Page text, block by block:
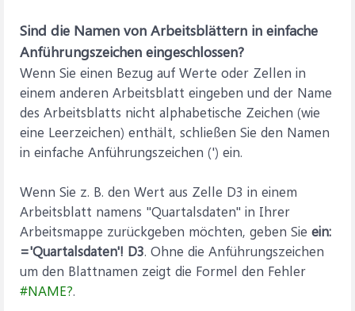
Sind die Namen von Arbeitsblättern in einfache
Anführungszeichen eingeschlossen?
Wenn Sie einen Bezug auf Werte oder Zellen in
einem anderen Arbeitsblatt eingeben und der Name
des Arbeitsblatts nicht alphabetische Zeichen (wie
eine Leerzeichen) enthält, schließen Sie den Namen
in einfache Anführungszeichen (') ein.
Wenn Sie z. B. den Wert aus Zelle D3 in einem
Arbeitsblatt namens "Quartalsdaten" in Ihrer
Arbeitsmappe zurückgeben möchten, geben Sie ein:
='Quartalsdaten'! D3. Ohne die Anführungszeichen
um den Blattnamen zeigt die Formel den Fehler
#NAME?.